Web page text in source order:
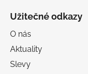
Užitečné odkazy
O nás
Aktuality
Slevy